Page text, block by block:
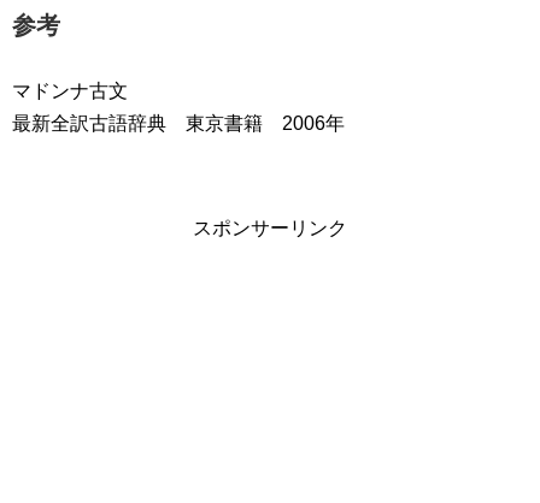
参考
マドンナ古文
最新全訳古語辞典 東京書籍 2006年
スポンサーリンク